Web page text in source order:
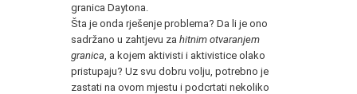
granica Daytona.
Šta je onda rješenje problema? Da li je ono
sadržano u zahtjevu za hitnim otvaranjem
granica , a kojem aktivisti i aktivistice olako
pristupaju? Uz svu dobru volju, potrebno je
zastati na ovom mjestu i podcrtati nekoliko